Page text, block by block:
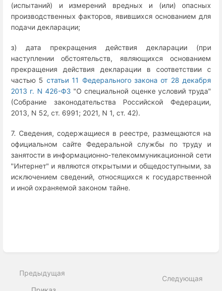
(испытаний) и измерений вредных и (или) опасных
производственных факторов, явившихся основанием для
подачи декларации;
з) дата прекращения действия декларации (при
наступлении обстоятельств, являющихся основанием
прекращения действия декларации в соответствии с
частью 5 статьи 11 Федерального закона от 28 декабря
2013 г. N 426-ФЗ "О специальной оценке условий труда"
(Собрание законодательства Российской Федерации,
2013, N 52, ст. 6991; 2021, N 1, ст. 42).
7. Сведения, содержащиеся в реестре, размещаются на
официальном сайте Федеральной службы по труду и
занятости в информационно-телекоммуникационной сети
"Интернет" и являются открытыми и общедоступными, за
исключением сведений, относящихся к государственной
и иной охраняемой законом тайне.
mode
Предыдущая
Следующая